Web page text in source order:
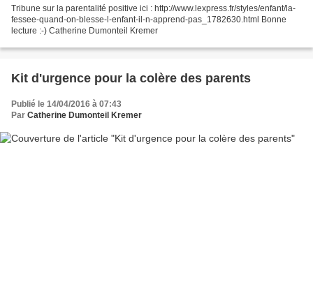
Tribune sur la parentalité positive ici : http://www.lexpress.fr/styles/enfant/la-
fessee-quand-on-blesse-l-enfant-il-n-apprend-pas_1782630.html Bonne
lecture :-) Catherine Dumonteil Kremer
Kit d'urgence pour la colère des parents
Publié le 14/04/2016 à 07:43
Par Catherine Dumonteil Kremer